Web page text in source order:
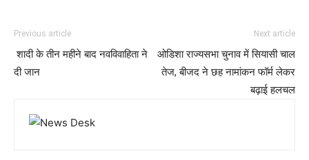
Previous article
शादी के तीन महीने बाद नवविवाहिता ने
दी जान
Next article
ओडिशा राज्यसभा चुनाव में सियासी चाल
तेज, बीजद ने छह नामांकन फॉर्म लेकर
बढ़ाई हलचल